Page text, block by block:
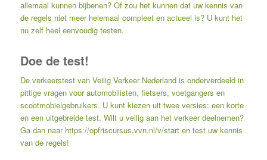
allemaal kunnen bijbenen? Of zou het kunnen dat uw kennis van
de regels niet meer helemaal compleet en actueel is? U kunt het
nu zelf heel eenvoudig testen.
Doe de test!
De verkeerstest van Veilig Verkeer Nederland is onderverdeeld in
pittige vragen voor automobilisten, fietsers, voetgangers en
scootmobielgebruikers. U kunt kiezen uit twee versies: een korte
en een uitgebreide test. Wilt u veilig aan het verkeer deelnemen?
Ga dan naar https://opfriscursus.vvn.nl/v/starten test uw kennis
van de regels!